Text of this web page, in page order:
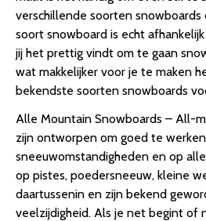
verschillende soorten
soort snowboard is echt
jij het prettig vindt om te gaan
wat makkelijker voor je te maken
bekendste soorten snowboards
Alle Mountain Snowboards – All-
zijn ontworpen om goed te
sneeuwomstandigheden en op
op pistes, poedersneeuw, kleine
daartussenin en zijn bekend
veelzijdigheid. Als je net begint of